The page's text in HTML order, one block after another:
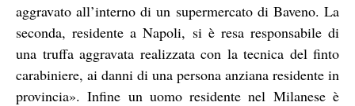
aggravato all’interno di un supermercato di Baveno. La
seconda, residente a Napoli, si è resa responsabile di
una truffa aggravata realizzata con la tecnica del finto
carabiniere, ai danni di una persona anziana residente in
provincia». Infine un uomo residente nel Milanese è